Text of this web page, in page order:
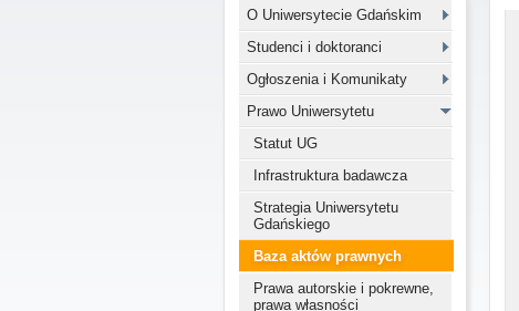
O Uniwersytecie Gdańskim
Studenci i doktoranci
Ogłoszenia i Komunikaty
Prawo Uniwersytetu
Statut UG
Infrastruktura badawcza
Strategia Uniwersytetu
Gdańskiego
Baza aktów prawnych
Prawa autorskie i pokrewne,
prawa własności